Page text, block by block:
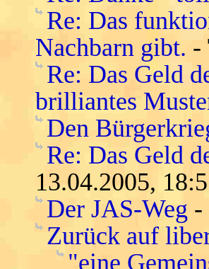
Re: Das
Nachbarn gibt. -
Re: Das Geld
brilliantes
Den
Re: Das Geld
13.04.2005,
Der JAS-Weg -
Zurück auf
"eine